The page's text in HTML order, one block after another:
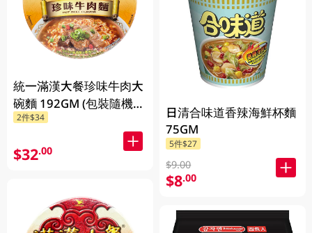
統一滿漢大餐珍味牛肉大
碗麵 192GM (包裝隨機發
放)
2件$34
$32.00
日清合味道香辣海鮮杯麵
75GM
5件$27
$9.00
$8.00